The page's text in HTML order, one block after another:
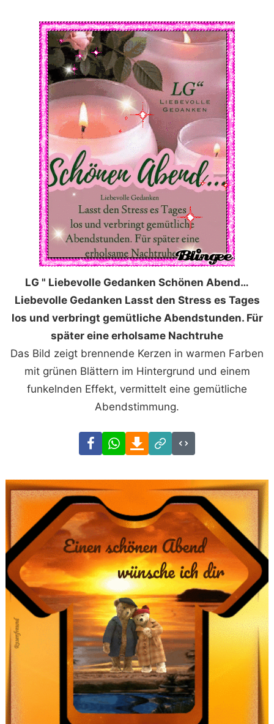
LG " Liebevolle Gedanken Schönen Abend…
Liebevolle Gedanken Lasst den Stress es Tages
los und verbringt gemütliche Abendstunden. Für
später eine erholsame Nachtruhe
Das Bild zeigt brennende Kerzen in warmen Farben
mit grünen Blättern im Hintergrund und einem
funkelnden Effekt, vermittelt eine gemütliche
Abendstimmung.
FacebookWhatsAppDownload
Link
Code